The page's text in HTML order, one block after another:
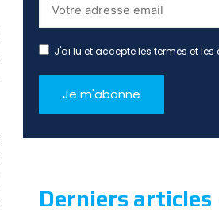
J'ai lu et accepte les termes et
Derniers articles